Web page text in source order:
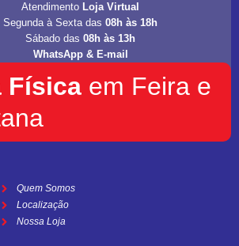
Atendimento Loja Virtual
Segunda à Sexta das08h às 18h
Sábado das08h às 13h
WhatsApp & E-mail
informat.servicos1@gmail.com
Física em Feira e
Quem Somos
Localização
Nossa Loja